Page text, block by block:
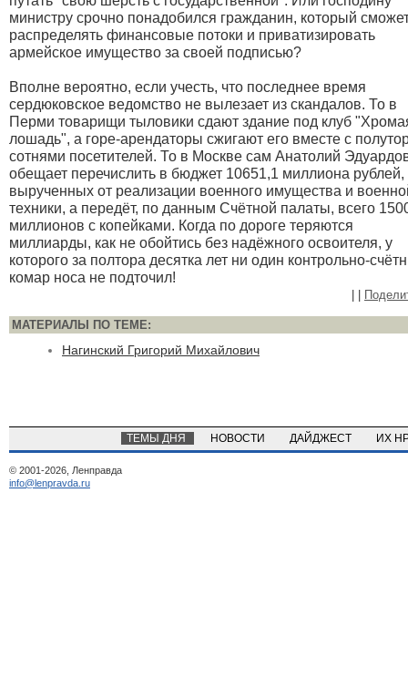
министру срочно понадобился гражданин, который
распределять финансовые потоки и приватизировать
армейское имущество за своей подписью?
Вполне вероятно, если учесть, что последнее время
сердюковское ведомство не вылезает из скандалов. То в
Перми товарищи тыловики сдают здание под клуб
лошадь", а горе-арендаторы сжигают его вместе с
сотнями посетителей. То в Москве сам Анатолий
обещает перечислить в бюджет 10651,1 миллиона рублей,
вырученных от реализации военного имущества и
техники, а передёт, по данным Счётной палаты, всего
миллионов с копейками. Когда по дороге теряются
миллиарды, как не обойтись без надёжного освоителя, у
которого за полтора десятка лет ни один контрольно-
комар носа не подточил!
МАТЕРИАЛЫ ПО ТЕМЕ:
Нагинский Григорий Михайлович
ТЕМЫ ДНЯ НОВОСТИ ДАЙДЖЕСТ ИХ
© 2001-2026, Ленправда
info@lenpravda.ru